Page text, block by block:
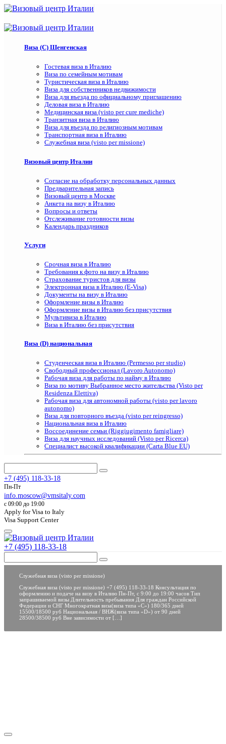
Виза (C) Шенгенская
Гостевая виза в Италию
Виза по семейным мотивам
Туристическая виза в Италию
Виза для собственников недвижимости
Виза для въезда по официальному приглашению
Деловая виза в Италию
Медицинская виза (visto per cure mediche)
Транзитная виза в Италию
Виза для въезда по религиозным мотивам
Транспортная виза в Италию
Служебная виза (visto per missione)
Визовый центр Италии
Согласие на обработку персональных данных
Предварительная запись
Визовый центр в Москве
Анкета на визу в Италию
Вопросы и ответы
Отслеживание готовности визы
Календарь праздников
Услуги
Срочная виза в Италию
Требования к фото на визу в Италию
Страхование туристов для визы
Электронная виза в Италию (E-Visa)
Документы на визу в Италию
Оформление визы в Италию
Оформление визы в Италию без присутствия
Мультивиза в Италию
Виза в Италию без присутствия
Виза (D) национальная
Студенческая виза в Италию (Permesso per studio)
Свободный профессионал (Lavoro Autonomo)
Рабочая виза для работы по найму в Италию
Виза по мотиву Выбранное место жительства (Visto per
Residenza Elettiva)
Рабочая виза для автономной работы (visto per lavoro
autonomo)
Виза для повторного въезда (visto per reingresso)
Национальная виза в Италию
Воссоединение семьи (Riggiugimento famigliare)
Виза для научных исследований (Visto per Ricerca)
Специалист высокой квалификации (Carta Blue EU)
+7 (495) 118-33-18
Пн-Пт
info.moscow@vmsitaly.com
c 09:00 до 19:00
Apply for Visa to Italy
Visa Support Center
+7 (495) 118-33-18
Служебная виза (visto per missione)
Служебная виза (visto per missione) +7 (495) 118-33-18 Консультация по
оформлению и подаче на визу в Италию Пн-Пт, с 9:00 до 19:00 часов Тип
запрашиваемой визы Длительность пребывания Для граждан Российской
Федерации и СНГ Многократная виза(виза типа «С») 180/365 дней
15500/18500 руб Национальная / ВНЖ(виза типа «D») от 90 дней
28500/38500 руб Вне зависимости от […]